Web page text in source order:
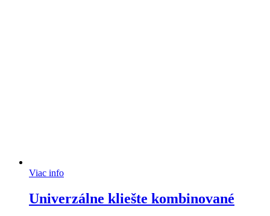
Viac info
Univerzálne kliešte kombinované